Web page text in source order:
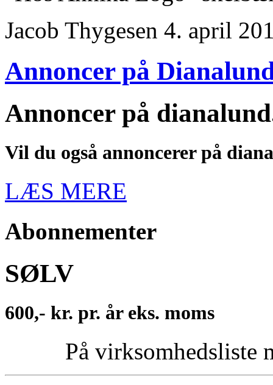
Jacob Thygesen 4. april
Annoncer på
Annoncer på
Vil du også annoncerer på
LÆS MERE
Abonnementer
SØLV
600,- kr. pr. år eks. moms
På virksomhedsliste